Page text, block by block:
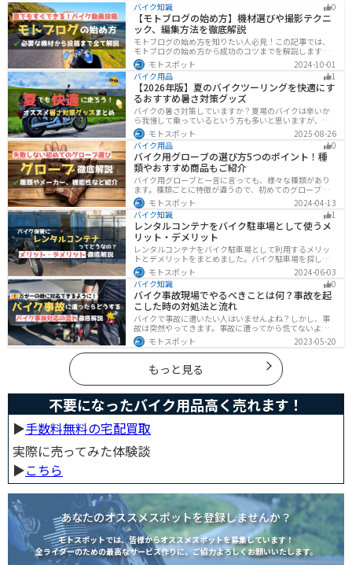
バイク知識 0
【モトブログの始め方】機材選びや撮影テクニ
ック、編集方法を徹底解説
モトブログの始め方を知りたい人必見！この記事では、
モトブログの始め方から成功のコツまでを解説します。
実は、モトブログを始めるには機材をそろえる必要があ
ります。記事を読めば、モトブログを成功させるための
コツを知ることが可能です。
モトスポット
2024-10-01
バイク用品
1
【2026年版】夏のバイクツーリングを快適にす
るおすすめ暑さ対策グッズ
バイクの暑さ対策していますか？夏場のバイクは辛いか
ら我慢して乗っているという方も多いと思いますが、し
っかりと暑さ対策をすれば夏場でも快適にバイクに乗る
ことができます！この記事では、夏場のバイク暑さ対策
の基本と暑さ対策グッズを紹介します！
モトスポット
2025-08-26
バイク用品
0
バイク用グローブの選び方5つのポイント！種
類やおすすめ商品もご紹介
バイク用グローブと一言に言っても、様々な種類があり
ます。種類ごとに特徴が違うので、初めてのグローブ選
びで失敗しないように、しっかりと理解して選ぶように
しましょう。この記事では、特徴やメリットデメリッ
ト、有名メーカーなど初心者が知っておくべきことをま
とめました。
モトスポット
2024-04-13
バイク知識
1
レンタルコンテナをバイク駐車場として使うメ
リット・デメリット
レンタルコンテナをバイク駐車場として利用するメリッ
トとデメリットをまとめました。バイク駐車場を探して
いるなら、最強のセキュリティでバイクの劣化も防げる
レンタルコンテナを検討してみませんか？キャンペーン
を利用することで格安で利用できます。
モトスポット
2024-06-03
バイク知識
0
バイク事故現場でやるべきことは何？事故を起
こした時の対処法と流れ
バイクで事故に遭いたい人はいませんよね？しかし、事
故は突然やってきます。事故に遭ってから慌てないよう
に対処法を知っておきましょう。自分が加害者になった
時、被害者になった時、それぞれどんな対応をすれば良
いのかまとめました。
モトスポット 2023-05-20
もっと見る
不要になったバイク用品高く売れます！
▶︎手数料無料の宅配買取
実際に売ってみた体験談
▶︎こちら
あなたのオススメスポットを登録しませんか？
モトスポットでは、皆様からオススメスポットを募集しています！
全ライダーのための最高なサービス作りに、ご協力よろしくお願いいたします。